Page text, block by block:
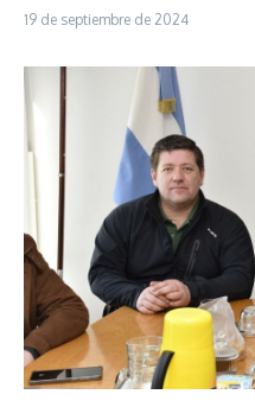
19 de septiembre de 2024